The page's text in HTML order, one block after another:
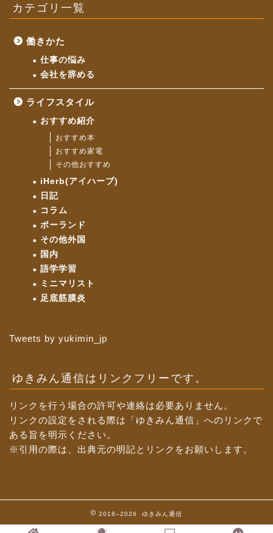
カテゴリ一覧
働きかた
仕事の悩み
会社を辞める
ライフスタイル
おすすめ紹介
おすすめ本
おすすめ家電
その他おすすめ
iHerb(アイハーブ)
日記
コラム
ポーランド
その他外国
国内
語学学習
ミニマリスト
足底筋膜炎
Tweets by yukimin_jp
ゆきみん通信はリンクフリーです。
リンクを行う場合の許可や連絡は必要ありません。
リンクの設定をされる際は「ゆきみん通信」へのリンクで
ある旨を明示ください。
※引用の際は、出典元の明記とリンクをお願いします。
2018–2026 ゆきみん通信